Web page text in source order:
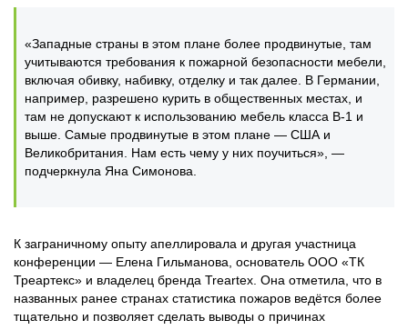
«Западные страны в этом плане более продвинутые, там
учитываются требования к пожарной безопасности мебели,
включая обивку, набивку, отделку и так далее. В Германии,
например, разрешено курить в общественных местах, и
там не допускают к использованию мебель класса B-1 и
выше. Самые продвинутые в этом плане — США и
Великобритания. Нам есть чему у них поучиться», —
подчеркнула Яна Симонова.
К заграничному опыту апеллировала и другая участница
конференции — Елена Гильманова, основатель ООО «ТК
Треартекс» и владелец бренда Treartex. Она отметила, что в
названных ранее странах статистика пожаров ведётся более
тщательно и позволяет сделать выводы о причинах